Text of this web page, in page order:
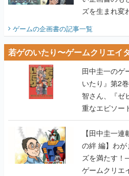
ズを生まれ変
ビュー】
ゲームの企画書の記事一覧
若ゲのいたり〜ゲームクリエイ
田中圭一のゲ
いたり』第2
智さん、『ゼ
重なエピソー
【田中圭一連
の絆 編】わ
ズを満たす！
ゲームクリエ